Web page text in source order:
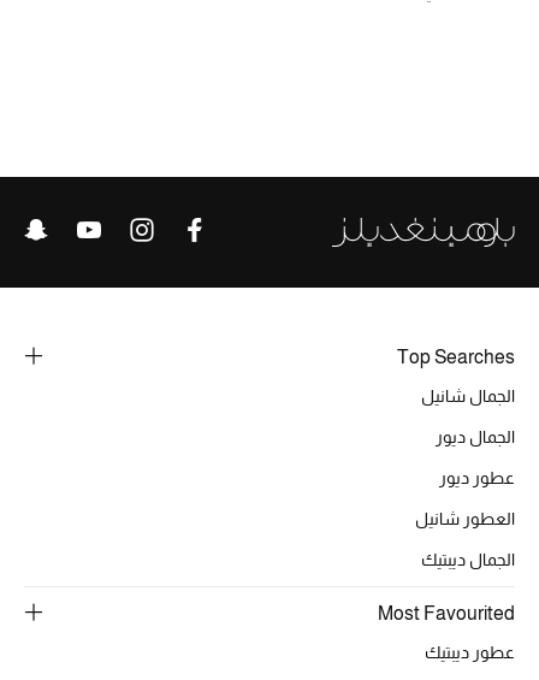
عرض جميع المنتجات
خصومات
الموسم الجديد
حصريًا عبر الإنترنت
جميع إصدارتنا النسائية
Top Searches
الجمال شانيل
الجمال ديور
عطور ديور
العطور شانيل
الجمال ديبتيك
Most Favourited
عطور ديبتيك